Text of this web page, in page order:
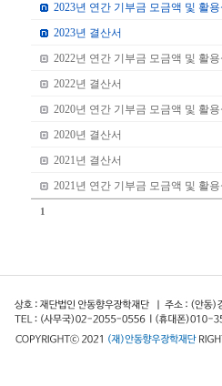
2023년 연간 기부금 모금액 및 활
2023년 결산서
2022년 연간 기부금 모금액 및 활
2022년 결산서
2020년 연간 기부금 모금액 및 활
2020년 결산서
2021년 결산서
2021년 연간 기부금 모금액 및 활
1